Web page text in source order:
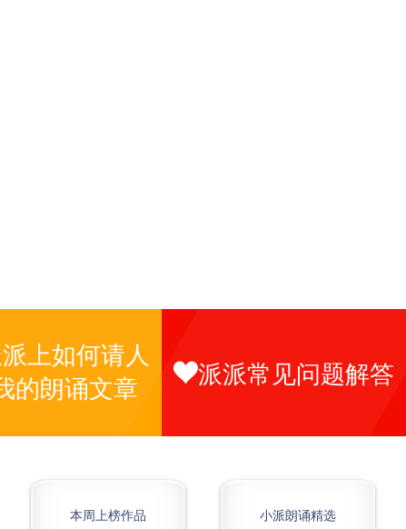
上如何请人
的朗诵文章
派派常见问题解答
本周上榜作品 小派朗诵精选